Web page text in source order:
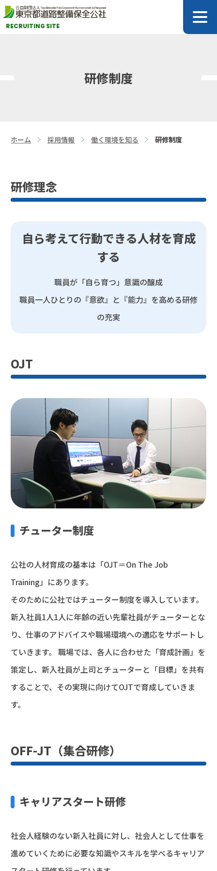
RECRUITING SITE
研修制度
ホーム
採用情報
働く環境を知る
研修制度
研修理念
自ら考えて行動できる人材を育成
する
職員が「自ら育つ」意識の醸成
職員一人ひとりの『意欲』と『能力』を高める研修
の充実
OJT
チューター制度
公社の人材育成の基本は「OJT＝On The Job
Training」にあります。
そのために公社ではチューター制度を導入しています。
新入社員1人1人に年齢の近い先輩社員がチューターとな
り、仕事のアドバイスや職場環境への適応をサポートし
ていきます。 職場では、各人に合わせた「育成計画」を
策定し、新入社員が上司とチューターと「目標」を共有
することで、その実現に向けてOJTで育成していきま
す。
OFF-JT（集合研修）
キャリアスタート研修
社会人経験のない新入社員に対し、社会人として仕事を
進めていくために必要な知識やスキルを学べるキャリア